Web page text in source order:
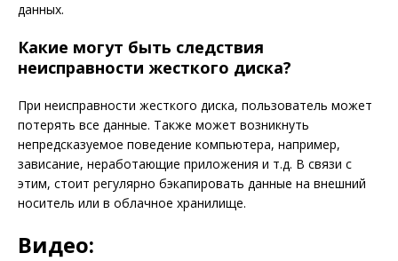
данных.
Какие могут быть следствия
неисправности жесткого диска?
При неисправности жесткого диска, пользователь может
потерять все данные. Также может возникнуть
непредсказуемое поведение компьютера, например,
зависание, неработающие приложения и т.д. В связи с
этим, стоит регулярно бэкапировать данные на внешний
носитель или в облачное хранилище.
Видео: